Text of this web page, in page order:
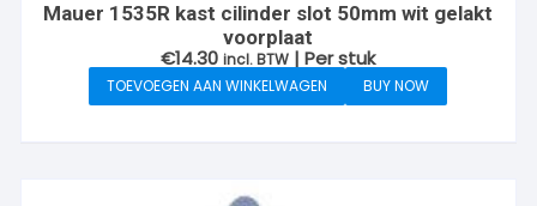
Mauer 1535R kast cilinder slot 50mm wit gelakt
voorplaat
€14.30 incl. BTW | Per stuk
TOEVOEGEN AAN WINKELWAGEN BUY NOW